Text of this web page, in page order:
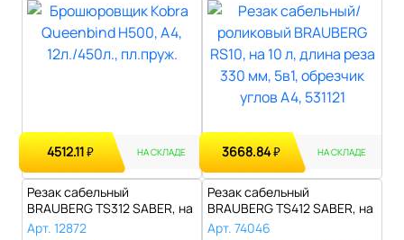
4512.11₽ НА СКЛАДЕ 3668.84₽ НА СКЛАДЕ
Резак сабельный
BRAUBERG TS312 SABER, на
12 л., длина р..
Арт. 12872
Резак сабельный
BRAUBERG TS412 SABER, на
12 л., длина р..
Арт. 74046